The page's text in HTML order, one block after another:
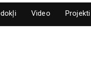
Video Projekti